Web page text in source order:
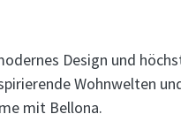
Design und
Wohnwelten
mit Bellona.